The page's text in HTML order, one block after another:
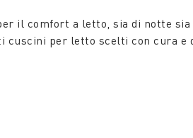
il comfort a letto, sia di notte
cuscini per letto scelti con cura e